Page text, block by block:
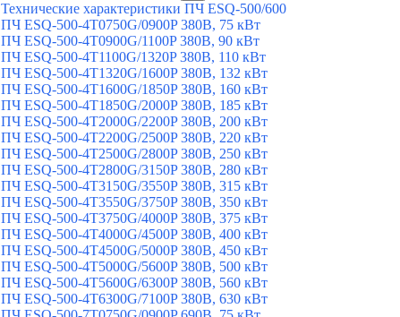
Технические характеристики ПЧ ESQ-500/600
ПЧ ESQ-500-4T0750G/0900P 380В, 75 кВт
ПЧ ESQ-500-4T0900G/1100P 380В, 90 кВт
ПЧ ESQ-500-4T1100G/1320P 380В, 110 кВт
ПЧ ESQ-500-4T1320G/1600P 380В, 132 кВт
ПЧ ESQ-500-4T1600G/1850P 380В, 160 кВт
ПЧ ESQ-500-4T1850G/2000P 380В, 185 кВт
ПЧ ESQ-500-4T2000G/2200P 380В, 200 кВт
ПЧ ESQ-500-4T2200G/2500P 380В, 220 кВт
ПЧ ESQ-500-4T2500G/2800P 380В, 250 кВт
ПЧ ESQ-500-4T2800G/3150P 380В, 280 кВт
ПЧ ESQ-500-4T3150G/3550P 380В, 315 кВт
ПЧ ESQ-500-4T3550G/3750P 380В, 350 кВт
ПЧ ESQ-500-4T3750G/4000P 380В, 375 кВт
ПЧ ESQ-500-4T4000G/4500P 380В, 400 кВт
ПЧ ESQ-500-4T4500G/5000P 380В, 450 кВт
ПЧ ESQ-500-4T5000G/5600P 380В, 500 кВт
ПЧ ESQ-500-4T5600G/6300P 380В, 560 кВт
ПЧ ESQ-500-4T6300G/7100P 380В, 630 кВт